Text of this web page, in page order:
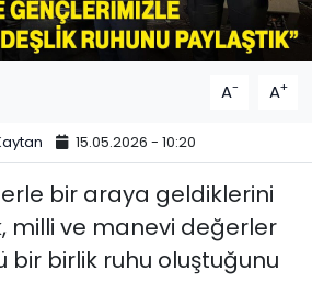
A- A+
15.05.2026 - 10:20
bir araya geldiklerini
milli ve manevi değerler
bir birlik ruhu oluştuğunu